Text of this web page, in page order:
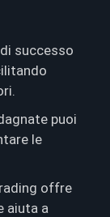
successo
puoi
le
offre
aiuta a